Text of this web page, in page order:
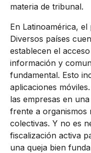
materia de tribunal.
En Latinoamérica,
Diversos países
establecen el
información y
fundamental. Esto
aplicaciones
las empresas en
frente a organismos
colectivas. Y no es
fiscalización activa
una queja bien